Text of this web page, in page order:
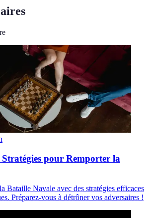
pour Remporter la
Bataille Navale avec des stratégies efficaces
Préparez-vous à détrôner vos adversaires !